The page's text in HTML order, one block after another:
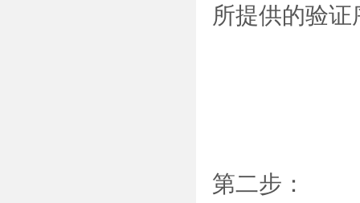
所提供的验证
第二步：